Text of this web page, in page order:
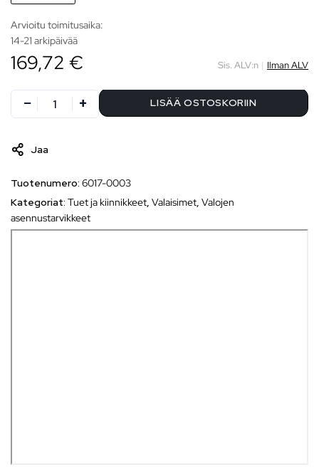
Arvioitu toimitusaika:
14-21 arkipäivää
169,72 € Sis. ALV:n | Ilman ALV
LISÄÄ OSTOSKORIIN
Jaa
Tuotenumero: 6017-0003
Kategoriat: Tuet ja kiinnikkeet, Valaisimet, Valojen
asennustarvikkeet